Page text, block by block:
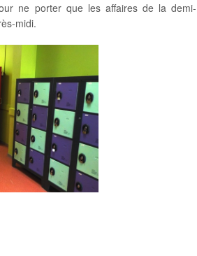
ne porter que les affaires de la demi-
midi.